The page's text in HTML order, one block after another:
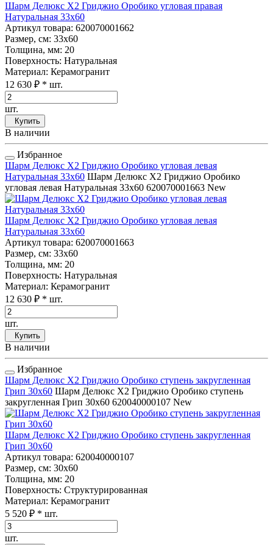
Шарм Делюкс Х2 Гриджио Оробико угловая правая
Натуральная 33x60
Артикул товара: 620070001662
Размер, см: 33x60
Толщина, мм: 20
Поверхность: Натуральная
Материал: Керамогранит
12 630 ₽ * шт.
шт.
Купить
В наличии
Избранное
Шарм Делюкс Х2 Гриджио Оробико угловая левая
Натуральная 33x60 Шарм Делюкс Х2 Гриджио Оробико
угловая левая Натуральная 33x60 620070001663 New
Шарм Делюкс Х2 Гриджио Оробико угловая левая
Натуральная 33x60
Артикул товара: 620070001663
Размер, см: 33x60
Толщина, мм: 20
Поверхность: Натуральная
Материал: Керамогранит
12 630 ₽ * шт.
шт.
Купить
В наличии
Избранное
Шарм Делюкс Х2 Гриджио Оробико ступень закругленная
Грип 30x60 Шарм Делюкс Х2 Гриджио Оробико ступень
закругленная Грип 30x60 620040000107 New
Шарм Делюкс Х2 Гриджио Оробико ступень закругленная
Грип 30x60
Артикул товара: 620040000107
Размер, см: 30x60
Толщина, мм: 20
Поверхность: Структурированная
Материал: Керамогранит
5 520 ₽ * шт.
шт.